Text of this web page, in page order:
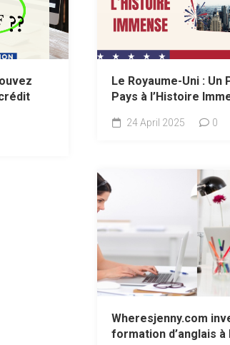
Le Royaume-Uni : Un
Pays à l’Histoire
24 April 2025 0
Wheresjenny.com
formation d’anglais à